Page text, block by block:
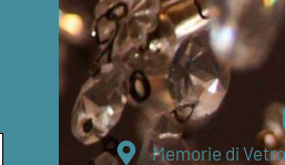
Memorie di